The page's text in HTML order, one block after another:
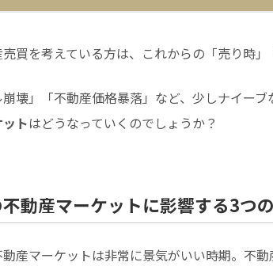
買を考えている方は、これからの「売り時」
崩壊」「不動産価格暴落」など、少しナイーブ
トはどうなっていくのでしょうか？
動産マーケットに影響する3つ
産マーケットは非常に景気がいい時期。不動